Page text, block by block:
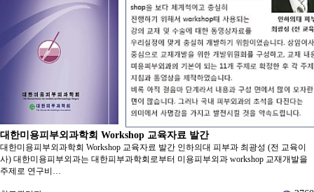
대한미용피부외과학회 Workshop 교육자료 발간
대한미용피부외과학회 Workshop 교육자료 발간 인하의대 피부과 최광성 (전 교육이
사) 대한미용피부외과는 대한피부과학회로부터 미용피부외과 workshop 교재개발을
주제로 연구비…